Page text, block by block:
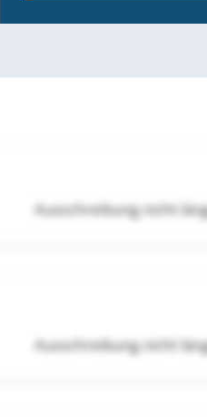
Ausschreibung nicht
Ausschreibung nicht